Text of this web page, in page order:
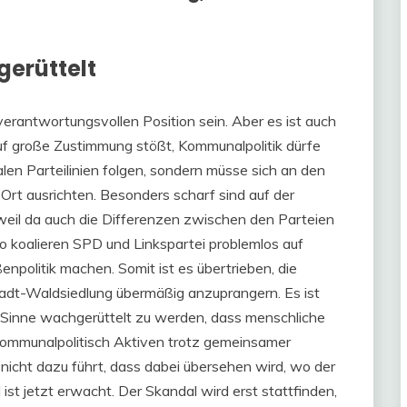
Position sein. Aber es ist auch
große Zustimmung stößt, Kommunalpolitik dürfe
Parteilinien folgen, sondern müsse sich an den
ausrichten. Besonders scharf sind auf der
da auch die Differenzen zwischen den Parteien
koalieren SPD und Linkspartei problemlos auf
machen. Somit ist es übertrieben, die
Waldsiedlung übermäßig anzuprangern. Es ist
wachgerüttelt zu werden, dass menschliche
Aktiven trotz gemeinsamer
dazu führt, dass dabei übersehen wird, wo der
jetzt erwacht. Der Skandal wird erst stattfinden,